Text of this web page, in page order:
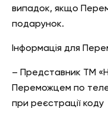
випадок, якщо
подарунок.
Інформація для
– Представник ТМ
Переможцем по
при реєстрації коду